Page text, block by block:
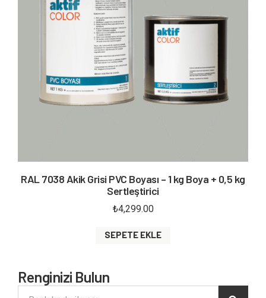
RAL 7038 Akik Grisi PVC Boyası – 1 kg Boya + 0,5 kg
Sertleştirici
₺4,299.00
SEPETE EKLE
Renginizi Bulun